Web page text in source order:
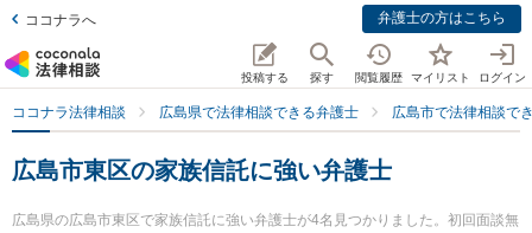
ココナラへ 弁護士の方はこちら
投稿する 探す 閲覧履歴 マイリスト ログイン
ココナラ法律相談 広島県で法律相談できる弁護士 広島市で法律相談で
広島市東区の家族信託に強い弁護士
広島県の広島市東区で家族信託に強い弁護士が4名見つかりました。初回面談無